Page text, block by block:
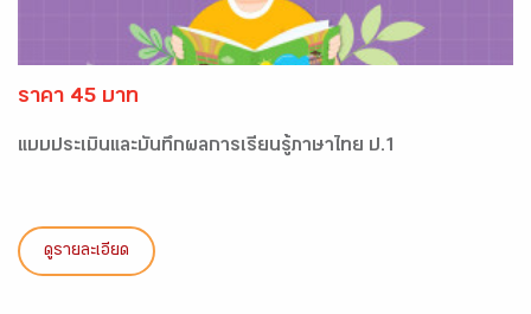
ราคา 45 บาท
แบบประเมินและบันทึกผลการเรียนรู้ภาษาไทย ป.1
ดูรายละเอียด